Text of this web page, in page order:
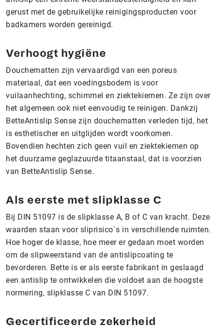
gerust met de gebruikelijke reinigingsproducten voor
badkamers worden gereinigd.
Verhoogt hygiëne
Douchematten zijn vervaardigd van een poreus
materiaal, dat een voedingsbodem is voor
vuilaanhechting, schimmel en ziektekiemen. Ze zijn over
het algemeen ook niet eenvoudig te reinigen. Dankzij
BetteAntislip Sense zijn douchematten verleden tijd, het
is esthetischer en uitglijden wordt voorkomen.
Bovendien hechten zich geen vuil en ziektekiemen op
het duurzame geglazuurde titaanstaal, dat is voorzien
van BetteAntislip Sense.
Als eerste met slipklasse C
Bij DIN 51097 is de slipklasse A, B of C van kracht. Deze
waarden staan voor sliprisico`s in verschillende ruimten.
Hoe hoger de klasse, hoe meer er gedaan moet worden
om de slipweerstand van de antislipcoating te
bevorderen. Bette is er als eerste fabrikant in geslaagd
een antislip te ontwikkelen die voldoet aan de hoogste
normering, slipklasse C van DIN 51097.
Gecertificeerde zekerheid